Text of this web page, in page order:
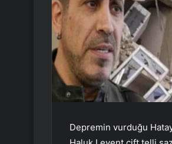
Depremin vurduğu